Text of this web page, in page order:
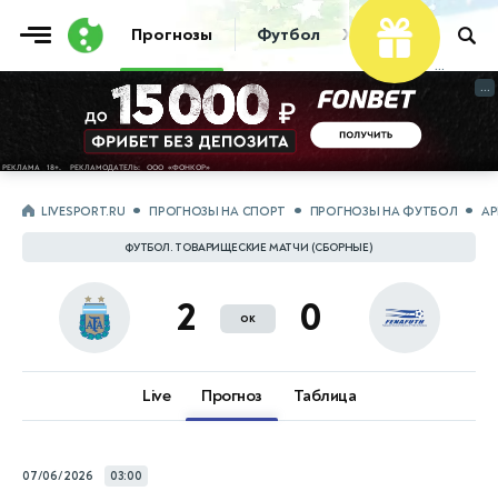
Прогнозы Футбол Хоккей Теннис
...
...
LIVESPORT.RU ПРОГНОЗЫ НА СПОРТ ПРОГНОЗЫ НА ФУТБОЛ
ФУТБОЛ. ТОВАРИЩЕСКИЕ МАТЧИ (СБОРНЫЕ)
2 ок 0
Live Прогноз Таблица
07/06/2026 03:00